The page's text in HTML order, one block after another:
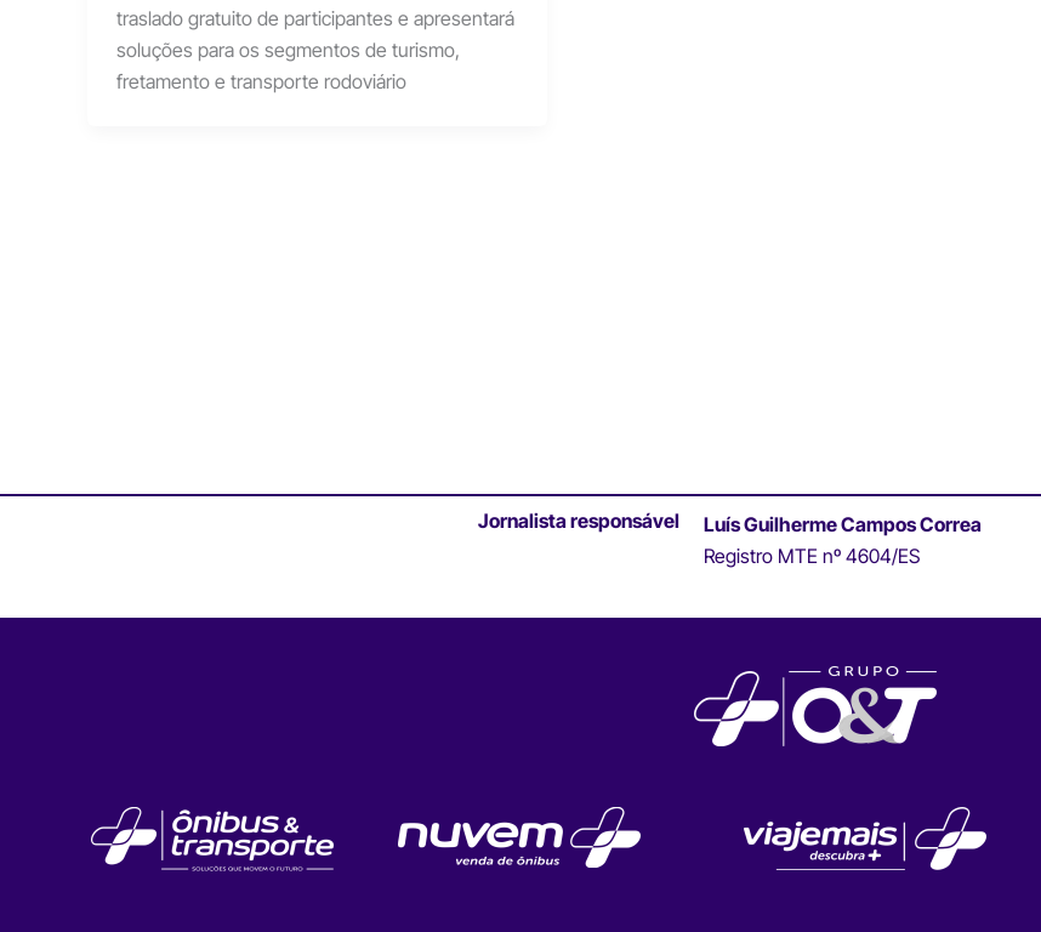
traslado gratuito de participantes e apresentará
soluções para os segmentos de turismo,
fretamento e transporte rodoviário
Jornalista responsável
Luís Guilherme Campos Correa
Registro MTE nº 4604/ES